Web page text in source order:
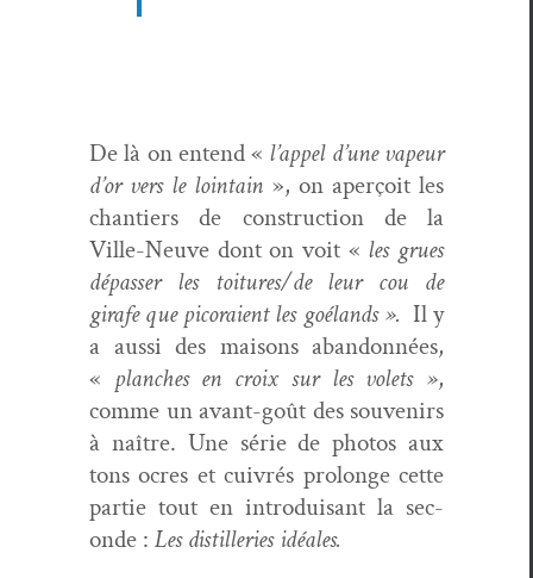
De là on entend « l’appel d’une vapeur
d’or vers le loin­tain », on aperçoit les
chantiers de con­struc­tion de la
Ville-Neuve dont on voit « les grues
dépass­er les toitures/de leur cou de
girafe que pico­raient les goé­lands ». Il y
a aus­si des maisons aban­don­nées,
« planch­es en croix sur les volets »,
comme un avant-goût des sou­venirs
à naître. Une série de pho­tos aux
tons ocres et cuiv­rés pro­longe cette
par­tie tout en intro­duisant la sec­
onde : Les dis­til­leries idéales.